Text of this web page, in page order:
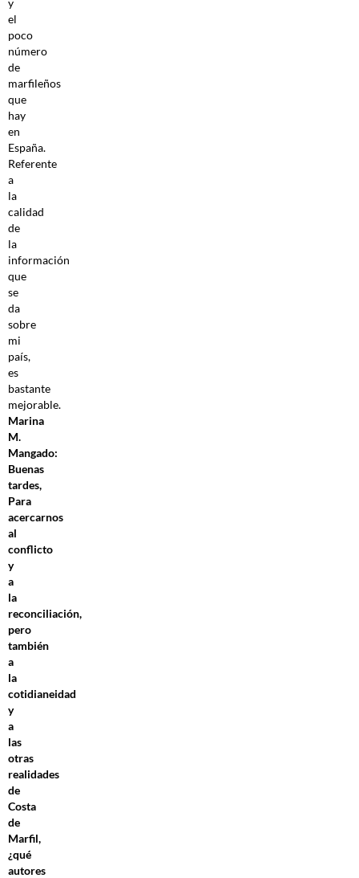
el
poco
número
de
marfileños
que
hay
en
España.
Referente
a
la
calidad
de
la
información
que
se
da
sobre
mi
país,
es
bastante
mejorable.
Marina
M.
Mangado:
Buenas
tardes,
Para
acercarnos
al
conflicto
y
a
la
reconciliación,
pero
también
a
la
cotidianeidad
y
a
las
otras
realidades
de
Costa
de
Marfil,
¿qué
autores